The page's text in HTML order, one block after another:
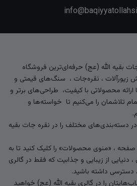
بقیه الله (عج) حرفه‌ای‌ترین فروشگاه
زیورآلات ، نقره‌جات ، سنگ‌های قیمتی و
ارائه محصولاتی با کیفیت، طراحی‌های برتر و
تلاشمان را می‌کنیم تا خواسته‌ها و
دسته‌بندی‌های مختلف را در نقره جات بقیه
، «منوی محصولات» را کلیک کنید تا به
، دنیایی از زیبایی و جذابیت که فقط در گالری
دسترسی داشته باشید.
را در گالری بقیه الله (عج) خواهید